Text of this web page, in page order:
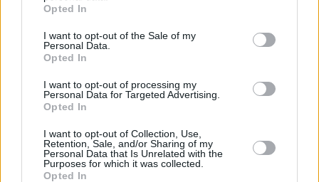
rechazar tal procesamiento. Sus preferencias se aplicarán
cualquier momento entrando de nuevo en este sitio web o
visitando nuestra política de privacidad.
Opted In
I want to opt-out of the Sale of my
Personal Data.
Opted In
I want to opt-out of processing my
Personal Data for Targeted Advertising.
Opted In
I want to opt-out of Collection, Use,
Retention, Sale, and/or Sharing of my
Personal Data that Is Unrelated with the
Purposes for which it was collected.
Opted In